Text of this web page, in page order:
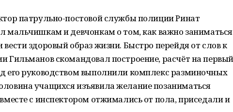
патрульно-постовой службы полиции Ринат
мальчишкам и девчонкам о том, как важно заниматься
вести здоровый образ жизни. Быстро перейдя от слов к
Гильманов скомандовал построение, расчёт на
его руководством выполнили комплекс разминочных
учащихся изъявила желание позаниматься
с инспектором отжимались от пола, приседали и